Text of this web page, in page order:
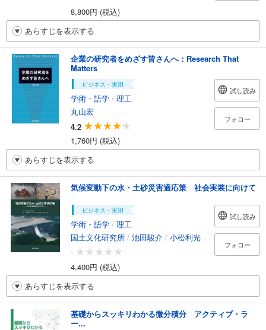
8,800円 (税込)
あらすじを表示する
企業の研究者をめざす皆さんへ：Research That
Matters
ビジネス・実用
学術・語学 / 理工
丸山宏
4.2
1,760円 (税込)
試し読み
フォロー
あらすじを表示する
気候変動下の水・土砂災害適応策 社会実装に向けて
ビジネス・実用
学術・語学 / 理工
国土文化研究所 / 池田駿介 / 小松利光 馬場健司/望月
-
4,400円 (税込)
試し読み
フォロー
あらすじを表示する
基礎からスッキリわかる微分積分 アクティブ・ラ
ー...